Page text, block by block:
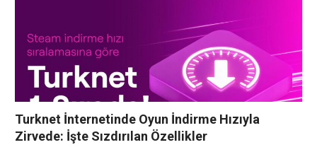
Turknet İnternetinde Oyun İndirme Hızıyla
Zirvede: İşte Sızdırılan Özellikler